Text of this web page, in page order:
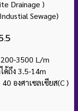
Drainage )
Sewage)
3500 L/m
ด้ถึง 3.5-14m
องศาเซลเซียส(C )